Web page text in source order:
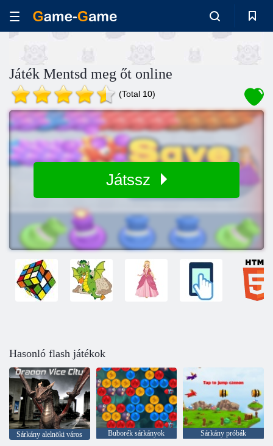
Játék Mentsd meg őt online
(Total 10)
Játssz
Hasonló flash játékok
Sárkány alelnöki város Buborék sárkányok Sárkány próbák